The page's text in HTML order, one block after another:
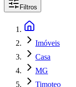
Filtros
Imóveis
Casa
MG
Timoteo